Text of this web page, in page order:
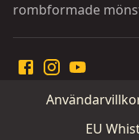
rombformade
EU